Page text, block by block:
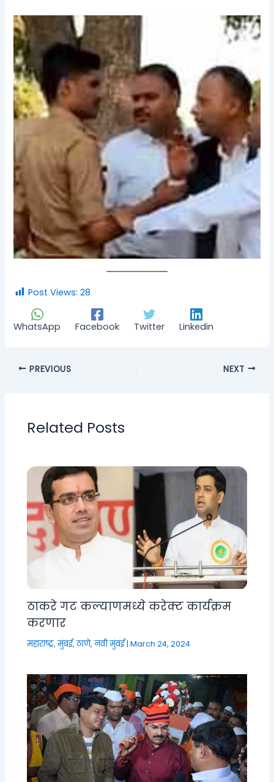
Post Views: 28
WhatsApp Facebook Twitter Linkedin
PREVIOUS NEXT
Related Posts
ठाकरे गट कल्याणमध्ये करेक्ट कार्यक्रम
करणार
महाराष्ट्र,मुंबई, ठाणे, नवी मुंबई|March 24, 2024